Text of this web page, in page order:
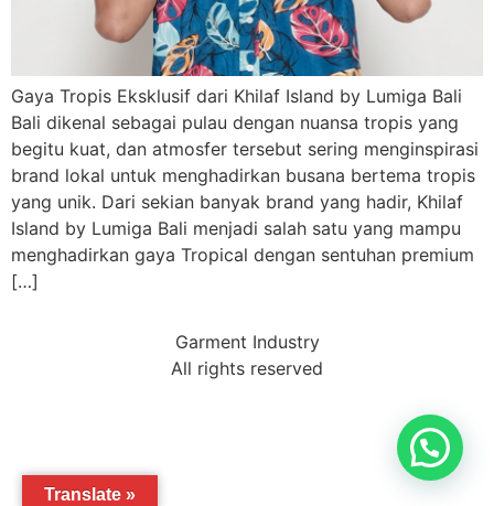
Gaya Tropis Eksklusif dari Khilaf Island by Lumiga Bali
Bali dikenal sebagai pulau dengan nuansa tropis yang
begitu kuat, dan atmosfer tersebut sering menginspirasi
brand lokal untuk menghadirkan busana bertema tropis
yang unik. Dari sekian banyak brand yang hadir, Khilaf
Island by Lumiga Bali menjadi salah satu yang mampu
menghadirkan gaya Tropical dengan sentuhan premium
[…]
Garment Industry
All rights reserved
Translate »